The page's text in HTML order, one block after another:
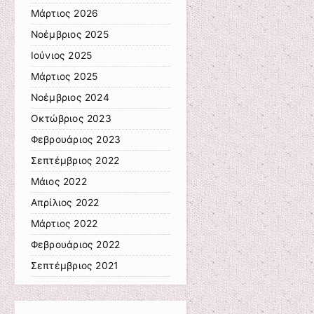
Μάρτιος 2026
Νοέμβριος 2025
Ιούνιος 2025
Μάρτιος 2025
Νοέμβριος 2024
Οκτώβριος 2023
Φεβρουάριος 2023
Σεπτέμβριος 2022
Μάιος 2022
Απρίλιος 2022
Μάρτιος 2022
Φεβρουάριος 2022
Σεπτέμβριος 2021